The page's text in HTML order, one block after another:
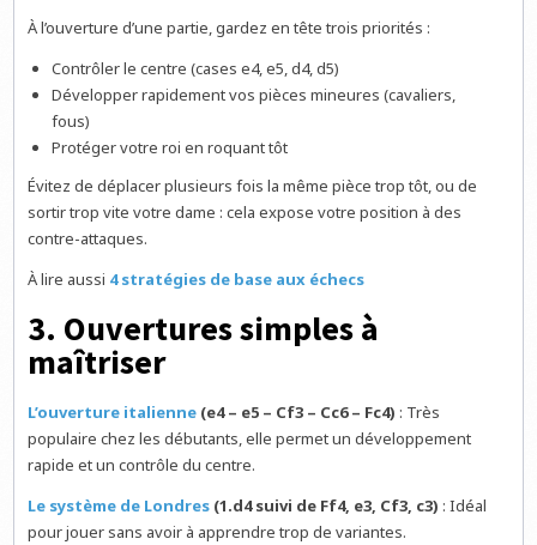
À l’ouverture d’une partie, gardez en tête trois priorités :
Contrôler le centre (cases e4, e5, d4, d5)
Développer rapidement vos pièces mineures (cavaliers,
fous)
Protéger votre roi en roquant tôt
Évitez de déplacer plusieurs fois la même pièce trop tôt, ou de
sortir trop vite votre dame : cela expose votre position à des
contre-attaques.
À lire aussi 4 stratégies de base aux échecs
3. Ouvertures simples à
maîtriser
L’ouverture italienne (e4 – e5 – Cf3 – Cc6 – Fc4) : Très
populaire chez les débutants, elle permet un développement
rapide et un contrôle du centre.
Le système de Londres (1.d4 suivi de Ff4, e3, Cf3, c3) : Idéal
pour jouer sans avoir à apprendre trop de variantes.